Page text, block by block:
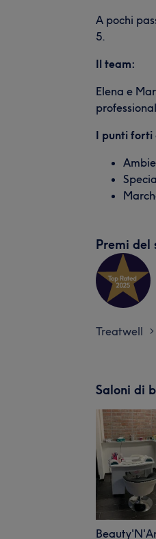
A pochi
5.
Il team:
Elena e
I punti forti
Premi del
Treatwell >
Saloni di